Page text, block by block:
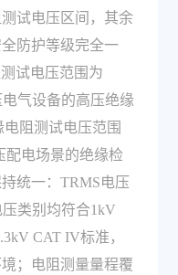
试电压区间，其余
防护等级完全一
试电压范围为
气设备的高压绝缘
阻测试电压范围
配电场景的绝缘检
统一：TRMS电压
类别均符合1kV
CAT IV标准，
；电阻测量量程覆